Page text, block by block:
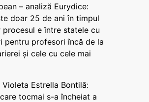
– analiză Eurydice:
doar 25 de ani în timpul
procesul e între statele cu
pentru profesori încă de la
și cele cu cele mai
Estrella Bontilă:
tocmai s-a încheiat a